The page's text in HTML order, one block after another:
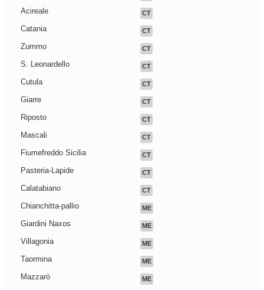
Acireale CT
Catania CT
Zummo CT
S. Leonardello CT
Cutula CT
Giarre CT
Riposto CT
Mascali CT
Fiumefreddo Sicilia CT
Pasteria-Lapide CT
Calatabiano CT
Chianchitta-pallio ME
Giardini Naxos ME
Villagonia ME
Taormina ME
Mazzarò ME